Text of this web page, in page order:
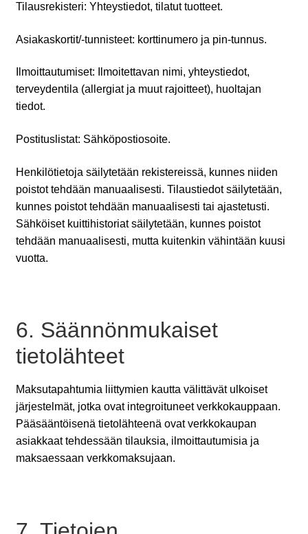
Tilausrekisteri: Yhteystiedot, tilatut tuotteet.
Asiakaskortit/-tunnisteet: korttinumero ja pin-tunnus.
Ilmoittautumiset: Ilmoitettavan nimi, yhteystiedot,
terveydentila (allergiat ja muut rajoitteet), huoltajan
tiedot.
Postituslistat: Sähköpostiosoite.
Henkilötietoja säilytetään rekistereissä, kunnes niiden
poistot tehdään manuaalisesti. Tilaustiedot säilytetään,
kunnes poistot tehdään manuaalisesti tai ajastetusti.
Sähköiset kuittihistoriat säilytetään, kunnes poistot
tehdään manuaalisesti, mutta kuitenkin vähintään kuusi
vuotta.
6. Säännönmukaiset
tietolähteet
Maksutapahtumia liittymien kautta välittävät ulkoiset
järjestelmät, jotka ovat integroituneet verkkokauppaan.
Pääsääntöisenä tietolähteenä ovat verkkokaupan
asiakkaat tehdessään tilauksia, ilmoittautumisia ja
maksaessaan verkkomaksujaan.